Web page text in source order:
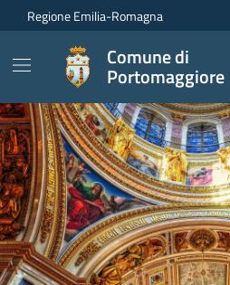
Vai ai contenuti
Vai al footer
Regione Emilia-Romagna
Comune di
Portomaggiore